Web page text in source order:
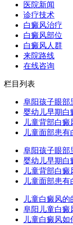
医院新闻
诊疗技术
白癜风治疗
白癜风部位
白癜风人群
来院路线
在线咨询
栏目列表
阜阳孩子眼部
婴幼儿早期白
儿童背部白癜
儿童面部患有
阜阳孩子眼部
婴幼儿早期白
儿童背部白癜
儿童面部患有
儿童白癜风的
阜阳儿童白癜
儿童白癜风如